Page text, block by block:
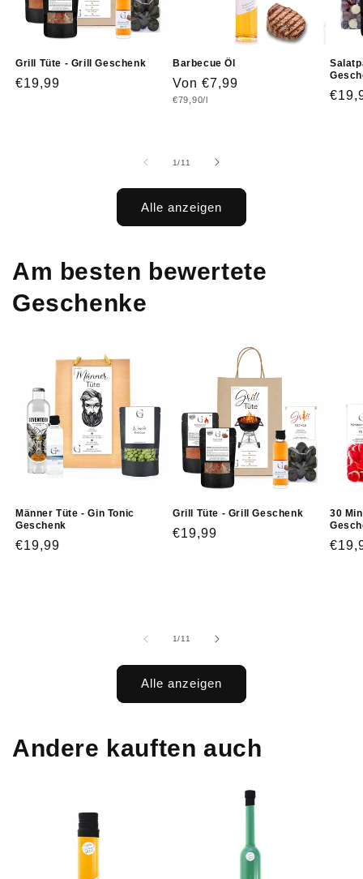
Grill Tüte - Grill Geschenk
Normaler
€19,99
Barbecue Öl
Normaler
Preis
Von €7,99
Grundpreis
€79,90/l
1/von
11
Alle anzeigen
Am besten bewertete
Geschenke
Männer Tüte - Gin Tonic
Geschenk
Normaler
€19,99
Grill Tüte - Grill Geschenk
Normaler
€19,99
30
1/von
11
Alle anzeigen
Andere kauften auch